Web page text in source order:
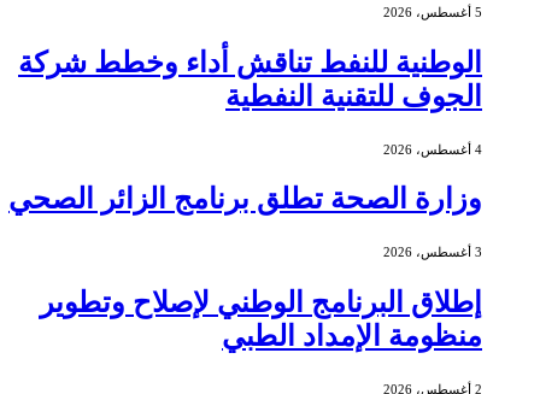
الوطنية للنفط تناقش أداء وخطط شركة
الجوف للتقنية النفطية
وزارة الصحة تطلق برنامج الزائر الصحي
إطلاق البرنامج الوطني لإصلاح وتطوير
منظومة الإمداد الطبي